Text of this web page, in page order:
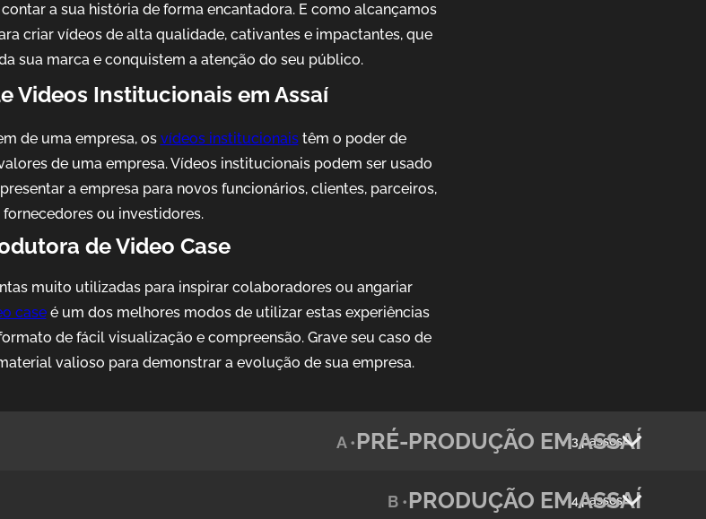
a sua história de forma encantadora. E como alcançamos
criar vídeos de alta qualidade, cativantes e impactantes, que
sua marca e conquistem a atenção do seu público.
Videos Institucionais em Assaí
de uma empresa, os vídeos institucionaistêm o poder de
de uma empresa. Vídeos institucionais podem ser usado
a empresa para novos funcionários, clientes, parceiros,
fornecedores ou investidores.
de Video Case
muito utilizadas para inspirar colaboradores ou angariar
caseé um dos melhores modos de utilizar estas experiências
de fácil visualização e compreensão. Grave seu caso de
valioso para demonstrar a evolução de sua empresa.
A •PRÉ-PRODUÇÃO EM ASSAÍ
3 passos
B •PRODUÇÃO EM ASSAÍ
4 passos